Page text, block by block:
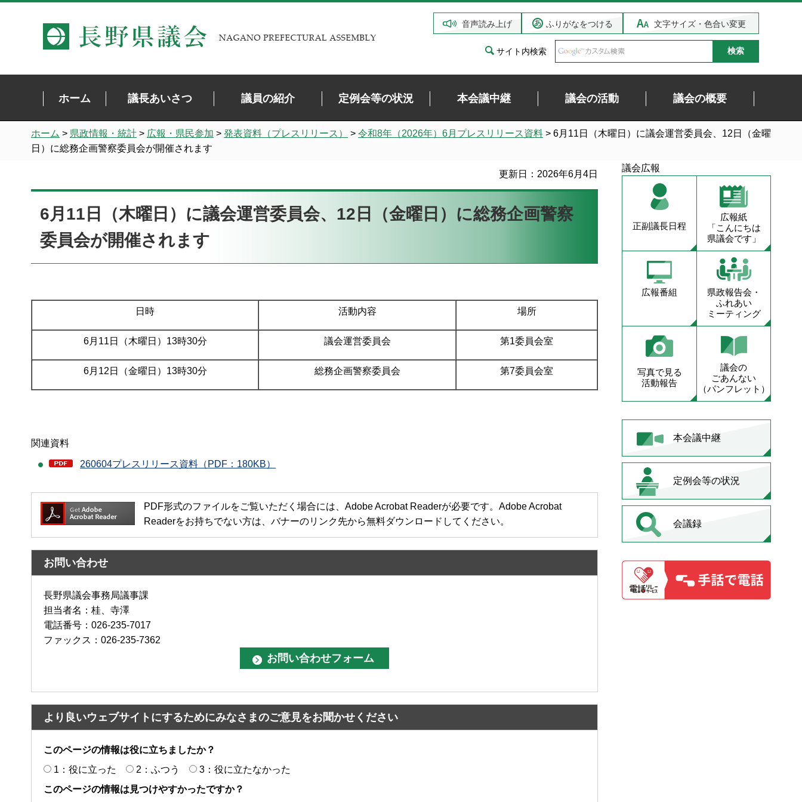
長野県議会 NAGANO PREFECTURAL ASSEMBLY
音声読み上げ ふりがなをつける 文字サイズ・色合い変更
サイト内検索
ホーム 議長あいさつ 議員の紹介 定例会等の状況 本会議中継 議会の活動 議会の概要
ホーム > 県政情報・統計 > 広報・県民参加 > 発表資料（プレスリリース） > 令和8年（2026年）6月プレスリリース資料 > 6月11日（木曜日）に議会運営委員会、12日（金曜
日）に総務企画警察委員会が開催されます
更新日：2026年6月4日
6月11日（木曜日）に議会運営委員会、12日（金曜日）に総務企画警察
委員会が開催されます
日時 活動内容 場所
6月11日（木曜日）13時30分 議会運営委員会 第1委員会室
6月12日（金曜日）13時30分 総務企画警察委員会 第7委員会室
関連資料
260604プレスリリース資料（PDF：180KB）
PDF形式のファイルをご覧いただく場合には、Adobe Acrobat Readerが必要です。Adobe Acrobat
Readerをお持ちでない方は、バナーのリンク先から無料ダウンロードしてください。
お問い合わせ
長野県議会事務局議事課
担当者名：桂、寺澤
電話番号：026-235-7017
ファックス：026-235-7362
より良いウェブサイトにするためにみなさまのご意見をお聞かせください
このページの情報は役に立ちましたか？
1：役に立った
2：ふつう
3：役に立たなかった
このページの情報は見つけやすかったですか？
議会広報
正副議長日程
広報紙
「こんにちは
県議会です」
広報番組
県政報告会・
ふれあい
ミーティング
写真で見る
活動報告
議会の
ごあんない
（パンフレット）
本会議中継
定例会等の状況
会議録